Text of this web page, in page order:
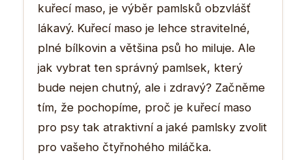
kuřecí maso, je výběr pamlsků obzvlášť
lákavý. Kuřecí maso je lehce stravitelné,
plné bílkovin a většina psů ho miluje. Ale
jak vybrat ten správný pamlsek, který
bude nejen chutný, ale i zdravý? Začněme
tím, že pochopíme, proč je kuřecí maso
pro psy tak atraktivní a jaké pamlsky zvolit
pro vašeho čtyřnohého miláčka.